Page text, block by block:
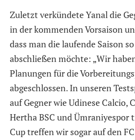
Zuletzt verkündete Yanal die
in der kommenden Vorsaison
dass man die laufende Saison
abschließen möchte: „Wir
Planungen für die
abgeschlossen. In unseren
auf Gegner wie Udinese Calcio,
Hertha BSC und Ümraniyespor
Cup treffen wir sogar auf den